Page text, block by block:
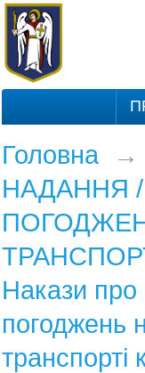
Головна→
НАДАННЯ /
Накази про
погоджень
транспорті